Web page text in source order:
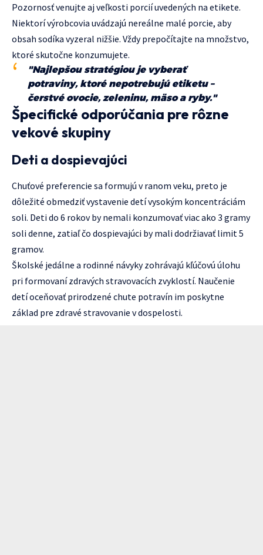
Pozornosť venujte aj veľkosti porcií uvedených na etikete.
Niektorí výrobcovia uvádzajú nereálne malé porcie, aby
obsah sodíka vyzeral nižšie. Vždy prepočítajte na množstvo,
ktoré skutočne konzumujete.
"Najlepšou stratégiou je vyberať
potraviny, ktoré nepotrebujú etiketu –
čerstvé ovocie, zeleninu, mäso a ryby."
Špecifické odporúčania pre rôzne
vekové skupiny
Deti a dospievajúci
Chuťové preferencie sa formujú v ranom veku, preto je
dôležité obmedziť vystavenie detí vysokým koncentráciám
soli. Deti do 6 rokov by nemali konzumovať viac ako 3 gramy
soli denne, zatiaľ čo dospievajúci by mali dodržiavať limit 5
gramov.
Školské jedálne a rodinné návyky zohrávajú kľúčovú úlohu
pri formovaní zdravých stravovacích zvyklostí. Naučenie
detí oceňovať prirodzené chute potravín im poskytne
základ pre zdravé stravovanie v dospelosti.